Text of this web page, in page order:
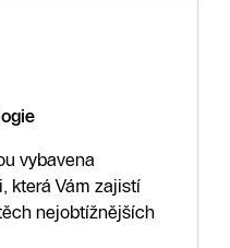
vybavena
která Vám zajistí
nejobtížnějších